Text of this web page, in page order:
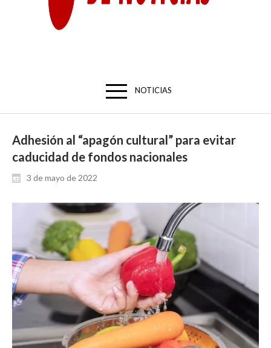
NOTICIAS
Adhesión al “apagón cultural” para evitar
caducidad de fondos nacionales
3 de mayo de 2022